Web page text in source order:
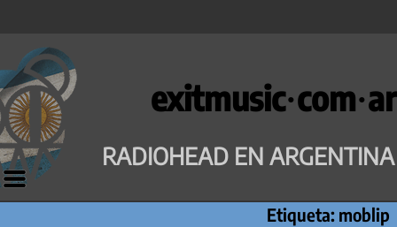
Saltar
al
contenido
exitmusic·com·ar
RADIOHEAD EN ARGENTINA
Etiqueta: moblip